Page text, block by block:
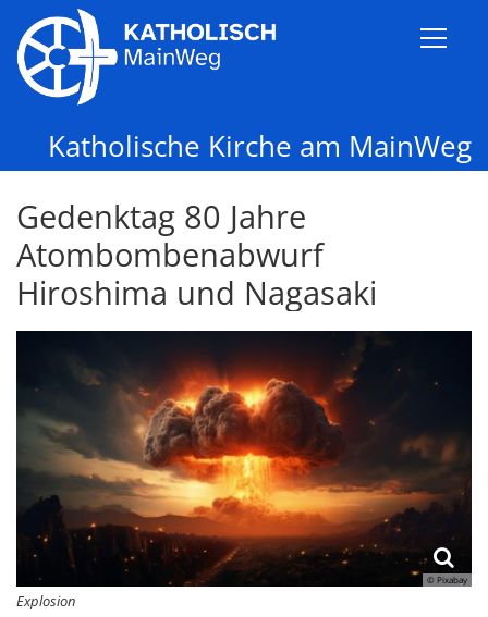
Zum Inhalt springen
Katholische Kirche am MainWeg
Gedenktag 80 Jahre
Atombombenabwurf
Hiroshima und Nagasaki
© Pixabay
Explosion